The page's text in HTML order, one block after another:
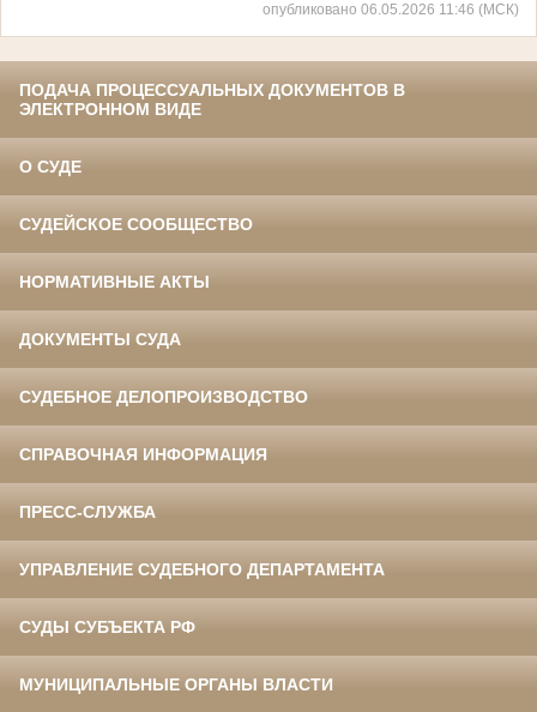
опубликовано 06.05.2026 11:46 (МСК)
ПОДАЧА ПРОЦЕССУАЛЬНЫХ ДОКУМЕНТОВ В
ЭЛЕКТРОННОМ ВИДЕ
О СУДЕ
СУДЕЙСКОЕ СООБЩЕСТВО
НОРМАТИВНЫЕ АКТЫ
ДОКУМЕНТЫ СУДА
СУДЕБНОЕ ДЕЛОПРОИЗВОДСТВО
СПРАВОЧНАЯ ИНФОРМАЦИЯ
ПРЕСС-СЛУЖБА
УПРАВЛЕНИЕ СУДЕБНОГО ДЕПАРТАМЕНТА
СУДЫ СУБЪЕКТА РФ
МУНИЦИПАЛЬНЫЕ ОРГАНЫ ВЛАСТИ